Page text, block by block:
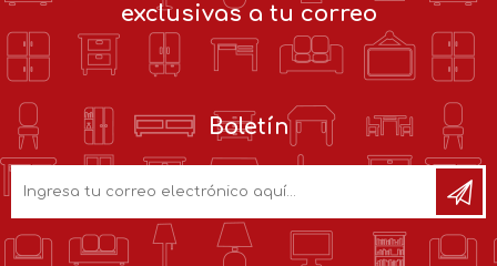
exclusivas a tu correo
Boletín